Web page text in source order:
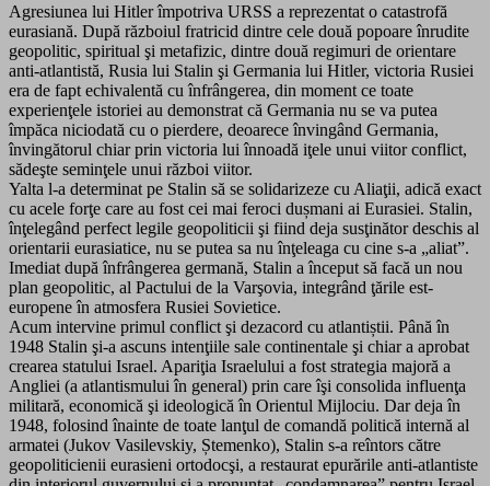
Agresiunea lui Hitler împotriva URSS a reprezentat o catastrofă
eurasiană. După războiul fratricid dintre cele două popoare înrudite
geopolitic, spiritual şi metafizic, dintre două regimuri de orientare
anti-atlantistă, Rusia lui Stalin şi Germania lui Hitler, victoria Rusiei
era de fapt echivalentă cu înfrângerea, din moment ce toate
experienţele istoriei au demonstrat că Germania nu se va putea
împăca niciodată cu o pierdere, deoarece învingând Germania,
învingătorul chiar prin victoria lui înnoadă iţele unui viitor conflict,
sădeşte seminţele unui război viitor.
Yalta l-a determinat pe Stalin să se solidarizeze cu Aliaţii, adică exact
cu acele forţe care au fost cei mai feroci dușmani ai Eurasiei. Stalin,
înţelegând perfect legile geopoliticii şi fiind deja susţinător deschis al
orientarii eurasiatice, nu se putea sa nu înţeleaga cu cine s-a „aliat”.
Imediat după înfrângerea germană, Stalin a început să facă un nou
plan geopolitic, al Pactului de la Varşovia, integrând ţările est-
europene în atmosfera Rusiei Sovietice.
Acum intervine primul conflict şi dezacord cu atlantiștii. Până în
1948 Stalin şi-a ascuns intenţiile sale continentale şi chiar a aprobat
crearea statului Israel. Apariţia Israelului a fost strategia majoră a
Angliei (a atlantismului în general) prin care îşi consolida influenţa
militară, economică şi ideologică în Orientul Mijlociu. Dar deja în
1948, folosind înainte de toate lanţul de comandă politică internă al
armatei (Jukov Vasilevskiy, Ștemenko), Stalin s-a reîntors către
geopoliticienii eurasieni ortodocşi, a restaurat epurările anti-atlantiste